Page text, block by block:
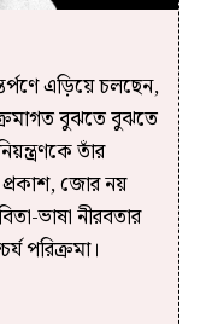
এড়িয়ে চলছেন,
বুঝতে বুঝতে
তাঁর
প্রকাশ, জোর নয়
ভাষা নীরবতার
পরিক্রমা।